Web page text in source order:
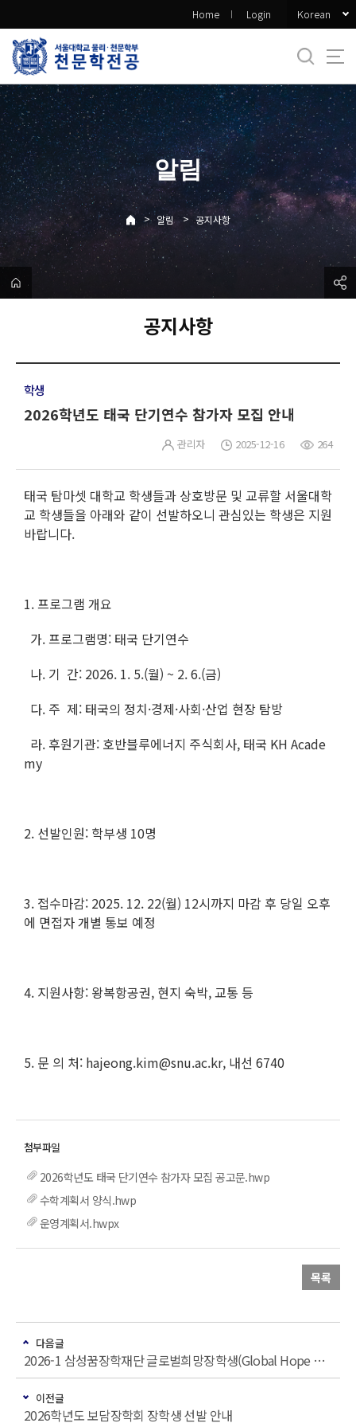
로
메
뉴
Home Login Korean
알림
> 알림 > 공지사항
공지사항
학생
2026학년도 태국 단기연수 참가자 모집 안내
관리자 2025-12-16 264
태국 탐마셋 대학교 학생들과 상호방문 및 교류할 서울대학
교 학생들을 아래와 같이 선발하오니 관심있는 학생은 지원
바랍니다.
1. 프로그램 개요
가. 프로그램명: 태국 단기연수
나. 기 간: 2026. 1. 5.(월) ~ 2. 6.(금)
다. 주 제: 태국의 정치·경제·사회·산업 현장 탐방
라. 후원기관: 호반블루에너지 주식회사, 태국 KH Acade
my
2. 선발인원: 학부생 10명
3. 접수마감: 2025. 12. 22(월) 12시까지 마감 후 당일 오후
에 면접자 개별 통보 예정
4. 지원사항: 왕복항공권, 현지 숙박, 교통 등
5. 문 의 처: hajeong.kim@snu.ac.kr, 내선 6740
2026학년도 태국 단기연수 참가자 모집 공고문.hwp
수학계획서 양식.hwp
운영계획서.hwpx
목록
다음글
2026-1 삼성꿈장학재단 글로벌희망장학생(Global Hope Scholarship) 선발 안내
이전글
2026학년도 보담장학회 장학생 선발 안내